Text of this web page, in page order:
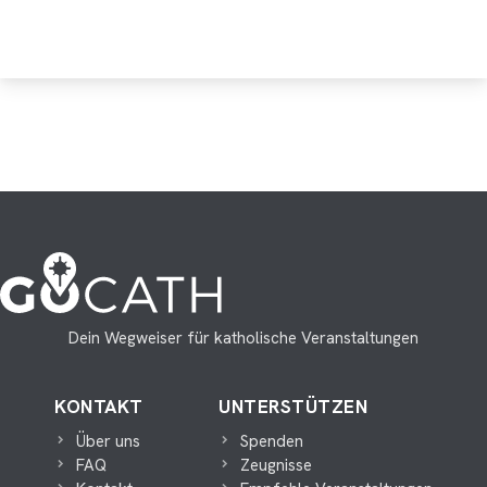
Cookie akzeptieren
Sa., 8. August
St. Trudpert, Münstertal
Ewige Anbetung
eucharistische Anbetung 24/7
Sa., 8. August
Ewige Anbetung
Ewige Anbetung 24/7 Waghäusel
Dein Wegweiser für katholische Veranstaltungen
KONTAKT
Über uns
FAQ
UNTERSTÜTZEN
Spenden
Zeugnisse